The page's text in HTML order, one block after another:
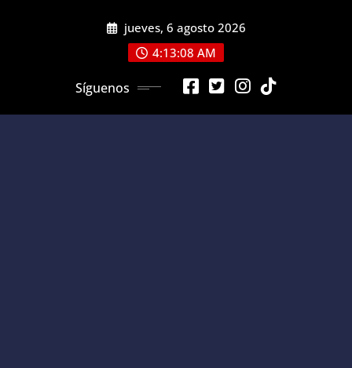
jueves, 6 agosto 2026
4:13:08 AM
Síguenos